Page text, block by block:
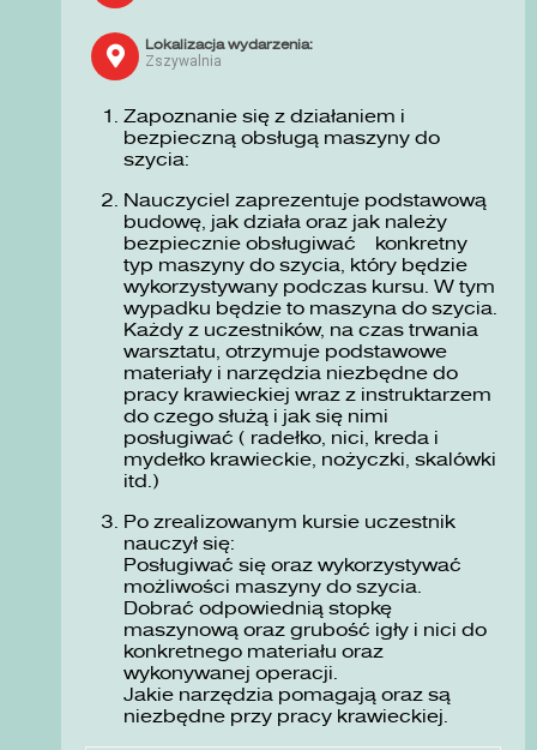
Lokalizacja wydarzenia:
Zszywalnia
Zapoznanie się z działaniem i
bezpieczną obsługą maszyny do
szycia:
Nauczyciel zaprezentuje podstawową
budowę, jak działa oraz jak należy
bezpiecznie obsługiwać konkretny
typ maszyny do szycia, który będzie
wykorzystywany podczas kursu. W tym
wypadku będzie to maszyna do szycia.
Każdy z uczestników, na czas trwania
warsztatu, otrzymuje podstawowe
materiały i narzędzia niezbędne do
pracy krawieckiej wraz z instruktarzem
do czego służą i jak się nimi
posługiwać ( radełko, nici, kreda i
mydełko krawieckie, nożyczki, skalówki
itd.)
Po zrealizowanym kursie uczestnik
nauczył się:
Posługiwać się oraz wykorzystywać
możliwości maszyny do szycia.
Dobrać odpowiednią stopkę
maszynową oraz grubość igły i nici do
konkretnego materiału oraz
wykonywanej operacji.
Jakie narzędzia pomagają oraz są
niezbędne przy pracy krawieckiej.